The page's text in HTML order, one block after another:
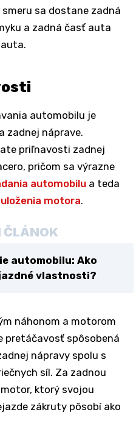
sa dostane zadná
a zadná časť auta
automobilu je
zadnej náprave.
priľnavosti zadnej
pričom sa výrazne
automobilu a teda
uloženia motora.
ČLÁNOK
automobilu: Ako
vlastnosti?
náhonom a motorom
pretáčavosť spôsobená
nápravy spolu s
síl. Za zadnou
ktorý svojou
zákruty pôsobí ako